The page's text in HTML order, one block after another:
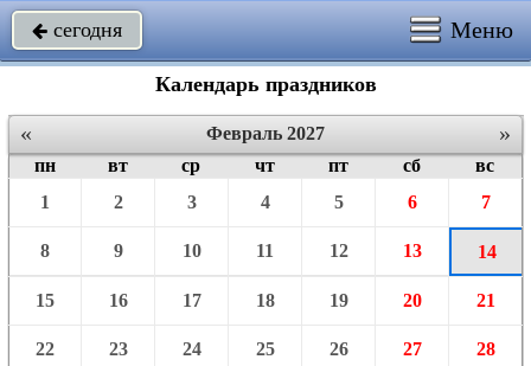
 сегодня Меню
Календарь праздников
« »
Февраль 2027
пн
вт ср чт пт сб
вс
1
2 3 4 5 6 7
8 9 10 11 12 13 14
15 16 17 18 19 20 21
22 23 24 25 26 27 28